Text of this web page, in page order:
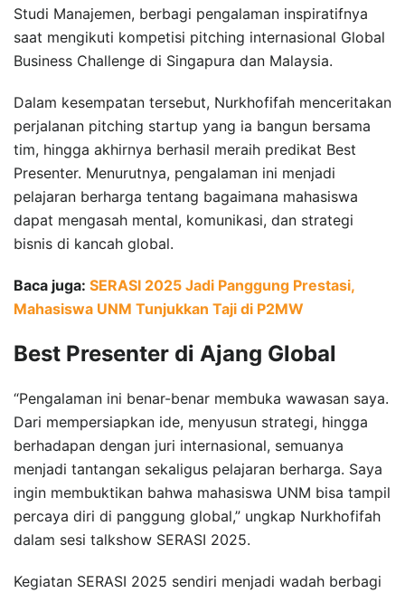
Studi Manajemen, berbagi pengalaman inspiratifnya
saat mengikuti kompetisi pitching internasional Global
Business Challenge di Singapura dan Malaysia.
Dalam kesempatan tersebut, Nurkhofifah menceritakan
perjalanan pitching startup yang ia bangun bersama
tim, hingga akhirnya berhasil meraih predikat Best
Presenter. Menurutnya, pengalaman ini menjadi
pelajaran berharga tentang bagaimana mahasiswa
dapat mengasah mental, komunikasi, dan strategi
bisnis di kancah global.
Baca juga: SERASI 2025 Jadi Panggung Prestasi,
Mahasiswa UNM Tunjukkan Taji di P2MW
Best Presenter di Ajang Global
“Pengalaman ini benar-benar membuka wawasan saya.
Dari mempersiapkan ide, menyusun strategi, hingga
berhadapan dengan juri internasional, semuanya
menjadi tantangan sekaligus pelajaran berharga. Saya
ingin membuktikan bahwa mahasiswa UNM bisa tampil
percaya diri di panggung global,” ungkap Nurkhofifah
dalam sesi talkshow SERASI 2025.
Kegiatan SERASI 2025 sendiri menjadi wadah berbagi